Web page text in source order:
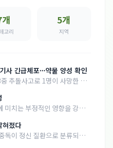
개
고리
5개
지역
사 긴급체포···약물 양성 확인
추돌사고로 1명이 사망한 가
출된 간이검사를 실시했으며,
다.
미치는 부정적인 영향을 강조
소년에게 해로운 영향을 미
다.
혀졌다
독이 정신 질환으로 분류되었